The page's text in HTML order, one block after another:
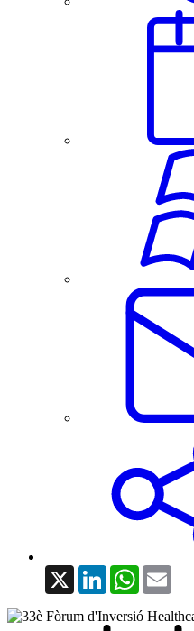
X LinkedInWhatsApp